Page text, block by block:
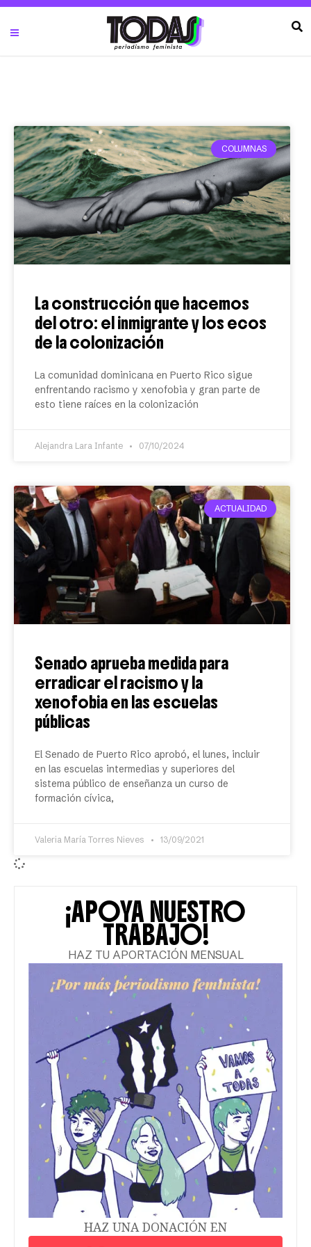
COLUMNAS
La construcción que hacemos
del otro: el inmigrante y los ecos
de la colonización
La comunidad dominicana en Puerto Rico sigue
enfrentando racismo y xenofobia y gran parte de
esto tiene raíces en la colonización
Alejandra Lara Infante 07/10/2024
ACTUALIDAD
Senado aprueba medida para
erradicar el racismo y la
xenofobia en las escuelas
públicas
El Senado de Puerto Rico aprobó, el lunes, incluir
en las escuelas intermedias y superiores del
sistema público de enseñanza un curso de
formación cívica,
Valeria María Torres Nieves 13/09/2021
¡APOYA NUESTRO
TRABAJO!
HAZ TU APORTACIÓN MENSUAL
HAZ UNA DONACIÓN EN